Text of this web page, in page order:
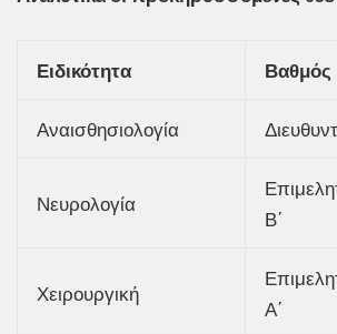
Ειδικότητα Βαθμός
Αναισθησιολογία
Νευρολογία
Β΄
Χειρουργική
Α΄